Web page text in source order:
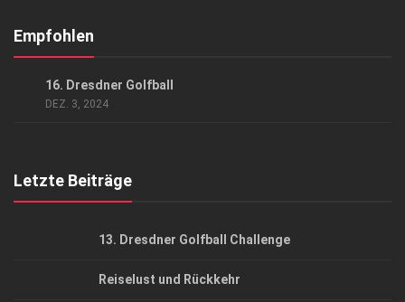
Kontakt, Impressum
Empfohlen
16. Dresdner Golfball
DEZ. 3, 2024
Letzte Beiträge
13. Dresdner Golfball Challenge
Reiselust und Rückkehr